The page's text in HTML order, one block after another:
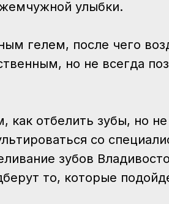
улыбки.
гелем, после чего
но не всегда
как отбелить зубы, но
со
зубов
то, которые